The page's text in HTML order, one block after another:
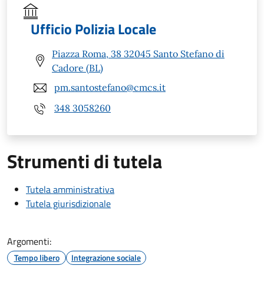
Ufficio Polizia Locale
Piazza Roma, 38 32045 Santo Stefano di
Cadore (BL)
pm.santostefano@cmcs.it
348 3058260
Strumenti di tutela
Tutela amministrativa
Tutela giurisdizionale
Argomenti:
Tempo libero Integrazione sociale